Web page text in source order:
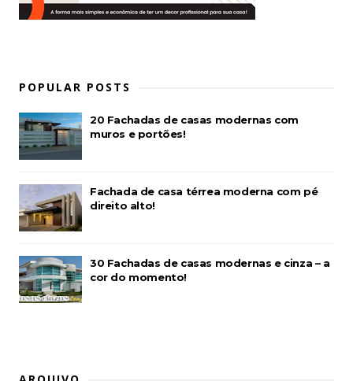
POPULAR POSTS
20 Fachadas de casas modernas com
muros e portões!
Fachada de casa térrea moderna com pé
direito alto!
30 Fachadas de casas modernas e cinza – a
cor do momento!